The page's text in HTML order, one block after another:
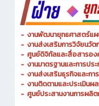
- งานพัฒนายุทธศาสตร์แผ
- งานส่งเสริมการวิจัยนวั
- ศูนย์ดิจิทัลและสื่อสารอง
- งานมาตรฐานและการป
- งานส่งเสริมธุรกิจและกา
- งานติดตามและประเมินผ
- ศูนย์ประสานงานการผลิต